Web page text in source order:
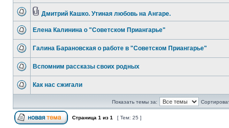
Дмитрий Кашко. Утиная любовь на Ангаре.
Елена Калинина о "Советском Приангарье"
Галина Барановская о работе в "Советском Приангарье"
Вспомним рассказы своих родных
Как нас сжигали
Показать темы за:
Страница 1 из 1 [ Тем: 25 ]